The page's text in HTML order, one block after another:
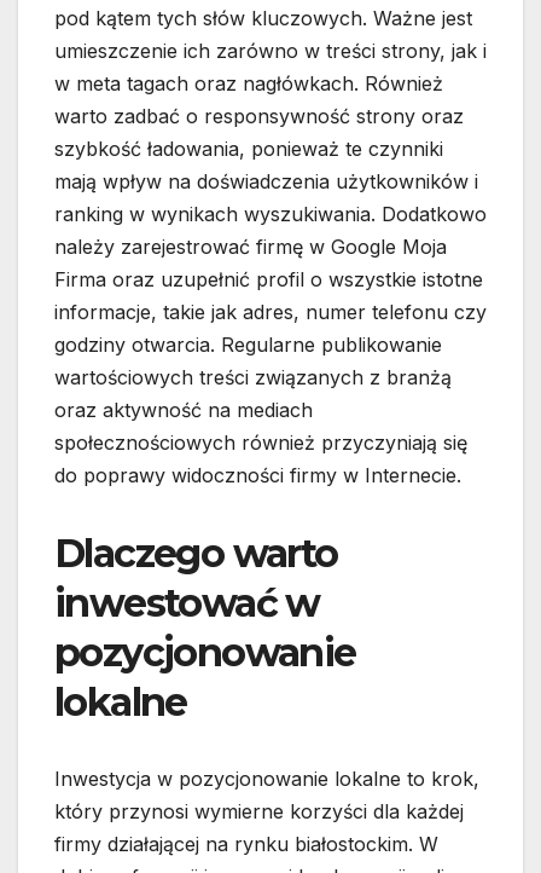
pod kątem tych słów kluczowych. Ważne jest
umieszczenie ich zarówno w treści strony, jak i
w meta tagach oraz nagłówkach. Również
warto zadbać o responsywność strony oraz
szybkość ładowania, ponieważ te czynniki
mają wpływ na doświadczenia użytkowników i
ranking w wynikach wyszukiwania. Dodatkowo
należy zarejestrować firmę w Google Moja
Firma oraz uzupełnić profil o wszystkie istotne
informacje, takie jak adres, numer telefonu czy
godziny otwarcia. Regularne publikowanie
wartościowych treści związanych z branżą
oraz aktywność na mediach
społecznościowych również przyczyniają się
do poprawy widoczności firmy w Internecie.
Dlaczego warto
inwestować w
pozycjonowanie
lokalne
Inwestycja w pozycjonowanie lokalne to krok,
który przynosi wymierne korzyści dla każdej
firmy działającej na rynku białostockim. W